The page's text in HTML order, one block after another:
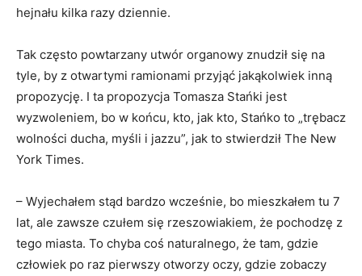
hejnału kilka razy dziennie.
Tak często powtarzany utwór organowy znudził się na
tyle, by z otwartymi ramionami przyjąć jakąkolwiek inną
propozycję. I ta propozycja Tomasza Stańki jest
wyzwoleniem, bo w końcu, kto, jak kto, Stańko to „trębacz
wolności ducha, myśli i jazzu”, jak to stwierdził The New
York Times.
– Wyjechałem stąd bardzo wcześnie, bo mieszkałem tu 7
lat, ale zawsze czułem się rzeszowiakiem, że pochodzę z
tego miasta. To chyba coś naturalnego, że tam, gdzie
człowiek po raz pierwszy otworzy oczy, gdzie zobaczy